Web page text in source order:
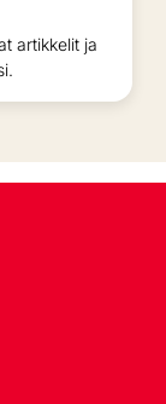
artikkelit ja